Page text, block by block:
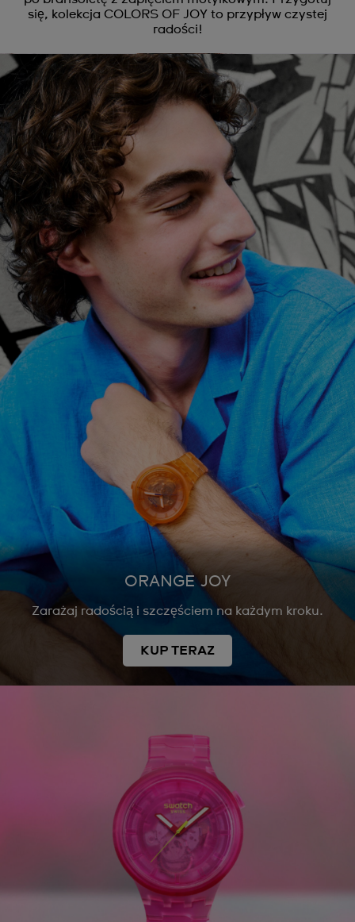
się, kolekcja COLORS OF JOY to przypływ czystej
radości!
ORANGE JOY
Zarażaj radością i szczęściem na każdym kroku.
KUP TERAZ